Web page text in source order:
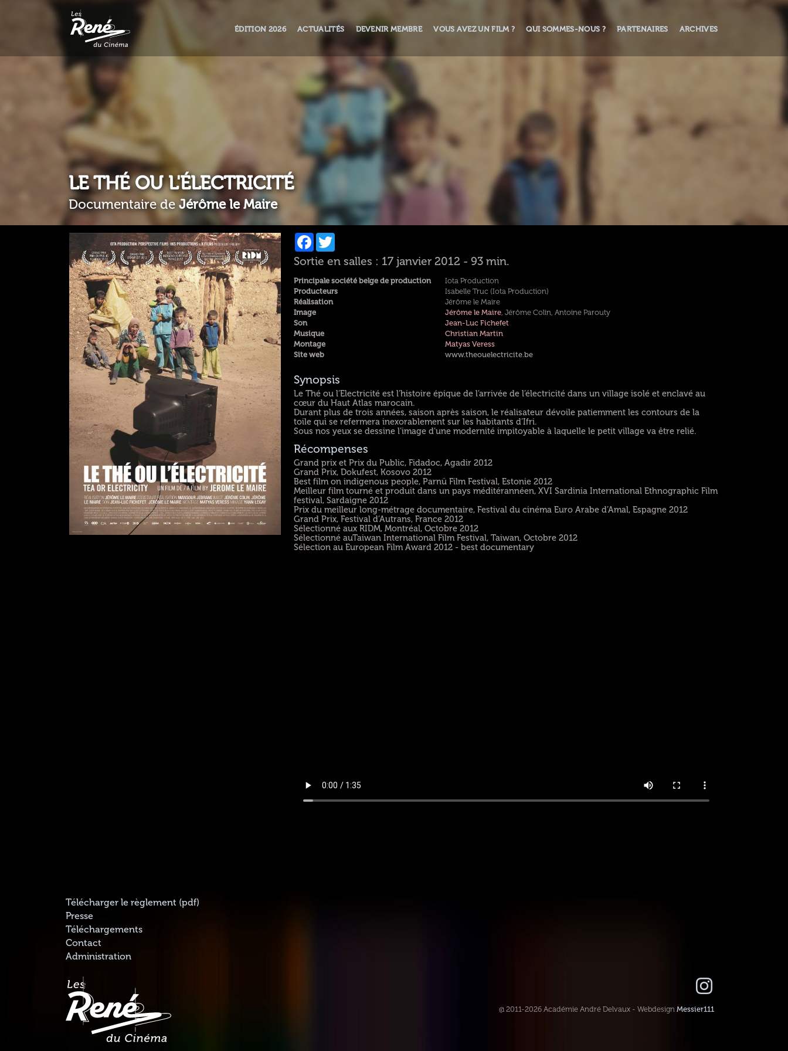
ÉDITION 2026 ACTUALITÉS DEVENIR MEMBRE VOUS AVEZ UN FILM ? QUI SOMMES-NOUS ? PARTENAIRES ARCHIVES
LE THÉ OU L'ÉLECTRICITÉ
Documentaire de Jérôme le Maire
Facebook
Sortie en salles : 17 janvier 2012 - 93 min.
Principale société belge de production
Iota Production
Producteurs
Isabelle Truc (Iota Production)
Réalisation
Jérôme le Maire
Image
Jérôme le Maire, Jérôme Colin, Antoine Parouty
Son
Jean-Luc Fichefet
Musique
Christian Martin
Montage
Matyas Veress
Site web
www.theouelectricite.be
Synopsis
Le Thé ou l’Electricité est l’histoire épique de l’arrivée de l’électricité dans un village isolé et enclavé au
cœur du Haut Atlas marocain.
Durant plus de trois années, saison après saison, le réalisateur dévoile patiemment les contours de la
toile qui se refermera inexorablement sur les habitants d’Ifri.
Sous nos yeux se dessine l’image d’une modernité impitoyable à laquelle le petit village va être relié.
Récompenses
Grand prix et Prix du Public, Fidadoc, Agadir 2012
Grand Prix, Dokufest, Kosovo 2012
Best film on indigenous people, Parnü Film Festival, Estonie 2012
Meilleur film tourné et produit dans un pays méditérannéen, XVI Sardinia International Ethnographic Film
festival, Sardaigne 2012
Prix du meilleur long-métrage documentaire, Festival du cinéma Euro Arabe d’Amal, Espagne 2012
Grand Prix, Festival d’Autrans, France 2012
Sélectionné aux RIDM, Montréal, Octobre 2012
Sélectionné auTaiwan International Film Festival, Taiwan, Octobre 2012
Sélection au European Film Award 2012 - best documentary
Télécharger le règlement (pdf)
Presse
Téléchargements
Contact
Administration
@ 2011-2026 Académie André Delvaux - WebdesignMessier111